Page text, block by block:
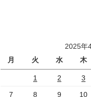
2025年
月
火 水 木
1 2 3
7 8 9 10